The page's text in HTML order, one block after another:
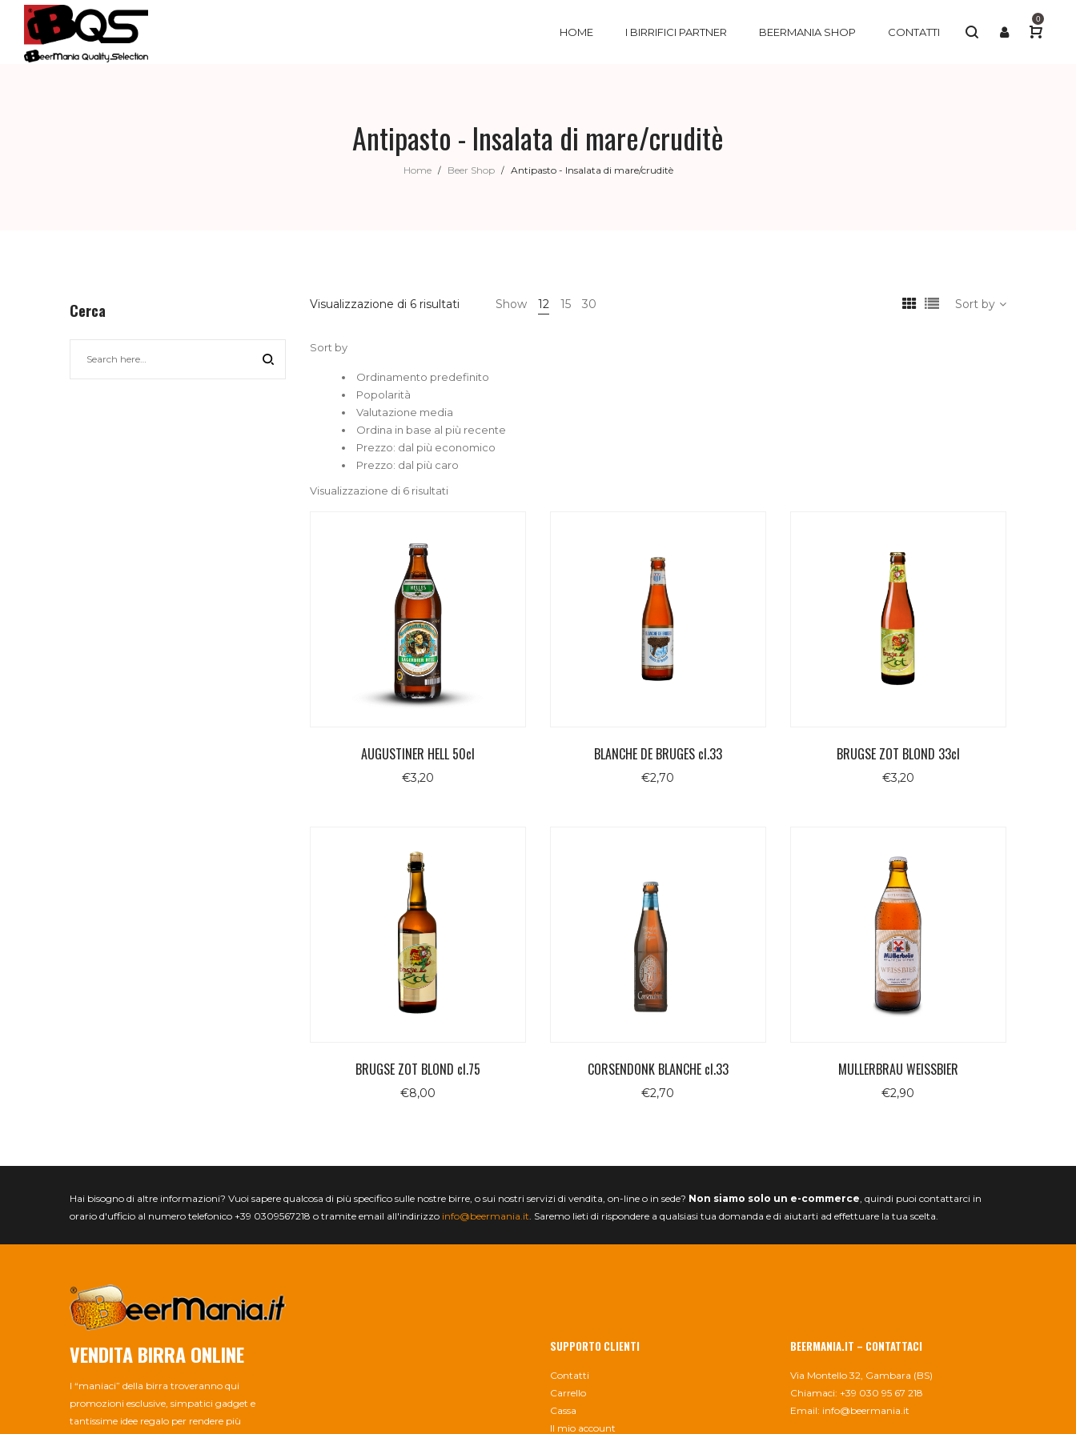
HOME I BIRRIFICI PARTNER BEERMANIA SHOP CONTATTI
0
Antipasto - Insalata di mare/cruditè
Home / Beer Shop / Antipasto - Insalata di mare/cruditè
Visualizzazione di 6 risultati Show 12 15 30 Sort by
Sort by
Ordinamento predefinito
Popolarità
Valutazione media
Ordina in base al più recente
Prezzo: dal più economico
Prezzo: dal più caro
Visualizzazione di 6 risultati
AUGUSTINER HELL 50cl
€3,20
BLANCHE DE BRUGES cl.33
€2,70
BRUGSE ZOT BLOND 33cl
€3,20
BRUGSE ZOT BLOND cl.75
€8,00
CORSENDONK BLANCHE cl.33
€2,70
MULLERBRAU WEISSBIER
€2,90
Cerca
Hai bisogno di altre informazioni? Vuoi sapere qualcosa di più specifico sulle nostre birre, o sui nostri servizi di vendita, on-line o in sede? Non siamo solo un e-commerce , quindi puoi contattarci in
orario d'ufficio al numero telefonico +39 0309567218 o tramite email all'indirizzo info@beermania.it . Saremo lieti di rispondere a qualsiasi tua domanda e di aiutarti ad effettuare la tua scelta.
VENDITA BIRRA ONLINE
I “maniaci” della birra troveranno qui
promozioni esclusive, simpatici gadget e
tantissime idee regalo per rendere più
SUPPORTO CLIENTI
Contatti
Carrello
Cassa
Il mio account
BEERMANIA.IT – CONTATTACI
Via Montello 32, Gambara (BS)
Chiamaci: +39 030 95 67 218
Email: info@beermania.it